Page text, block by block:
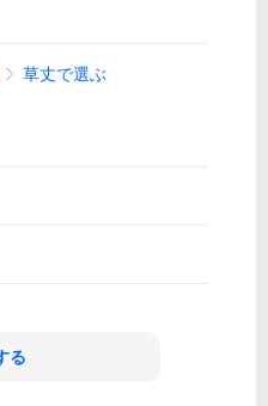
草丈で選ぶ
る